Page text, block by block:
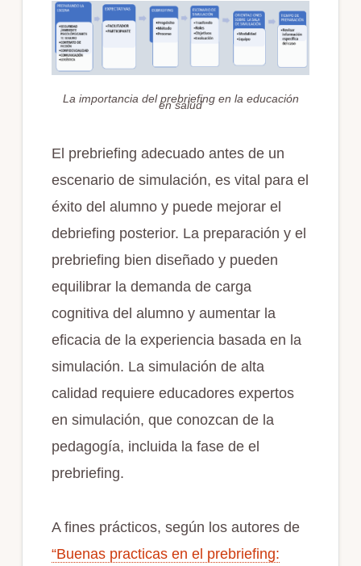
La importancia del prebriefing en la educación
en salud
El prebriefing adecuado antes de un
escenario de simulación, es vital para el
éxito del alumno y puede mejorar el
debriefing posterior. La preparación y el
prebriefing bien diseñado y pueden
equilibrar la demanda de carga
cognitiva del alumno y aumentar la
eficacia de la experiencia basada en la
simulación. La simulación de alta
calidad requiere educadores expertos
en simulación, que conozcan de la
pedagogía, incluida la fase de el
prebriefing.
A fines prácticos, según los autores de
“Buenas practicas en el prebriefing: